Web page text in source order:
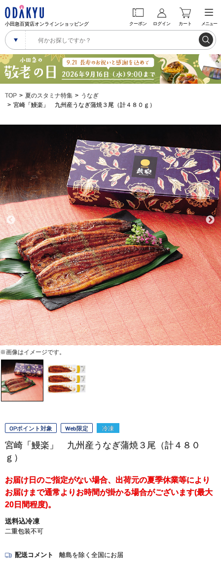
小田急百貨店オンラインショッピング クーポン ログイン カート メニュー
TOP 夏のスタミナ特集
うなぎ
宮崎「鰻楽」 九州産うなぎ蒲焼３尾（計４８０ｇ）
※画像はイメージです。
OPポイント対象 Web限定 冷凍
宮崎「鰻楽」 九州産うなぎ蒲焼３尾（計４８０
ｇ）
お届け日のご指定がない場合、出荷元の夏季休業等により
お届けまで通常よりお時間が掛かる場合がございます(最大
20日間程度)。
送料込冷凍
二重包装不可
配送コメント 離島を除く全国にお届